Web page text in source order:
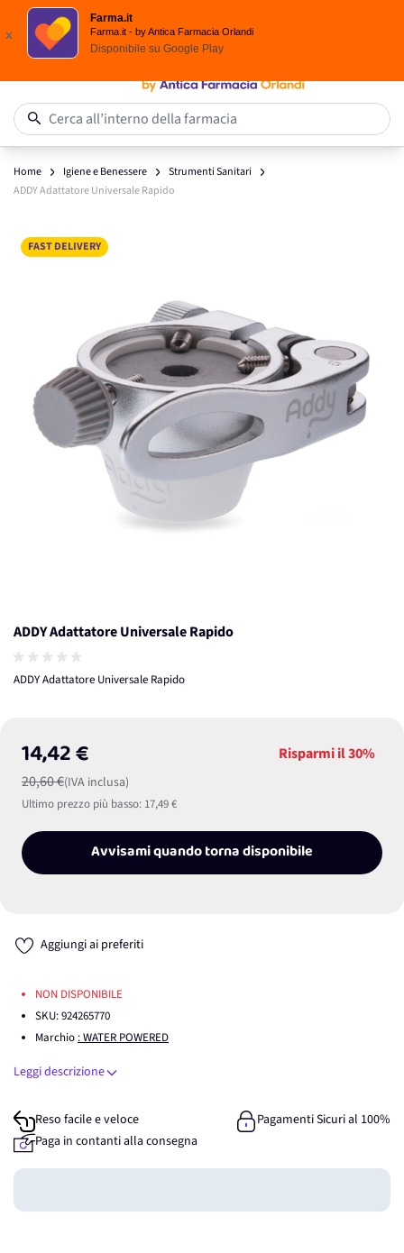
Spedizione
x
Farma.it
Farma.it - by Antica Farmacia Orlandi
Disponibile su Google Play
Salta al contenuto
Cerca all’interno della farmacia
Home Igiene e Benessere
Strumenti Sanitari
ADDY Adattatore Universale Rapido
FAST DELIVERY
Main image
Click to view image in fullscreen
ADDY Adattatore Universale Rapido
ADDY Adattatore Universale Rapido
14,42 €
20,60 €(IVA inclusa)
Risparmi il30%
Ultimo prezzo più basso: 17,49 €
Avvisami quando torna disponibile
Aggiungi ai preferiti
NON DISPONIBILE
SKU:924265770
Marchio : WATER POWERED
Leggi descrizione
Reso facile e veloce
Pagamenti Sicuri al 100%
Paga in contanti alla consegna
Guadagna